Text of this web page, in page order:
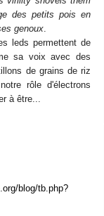
des petits pois en
genoux
leds permettent de
sa voix avec des
de grains de riz
rôle d'électrons
à être...
blog/tb.php?